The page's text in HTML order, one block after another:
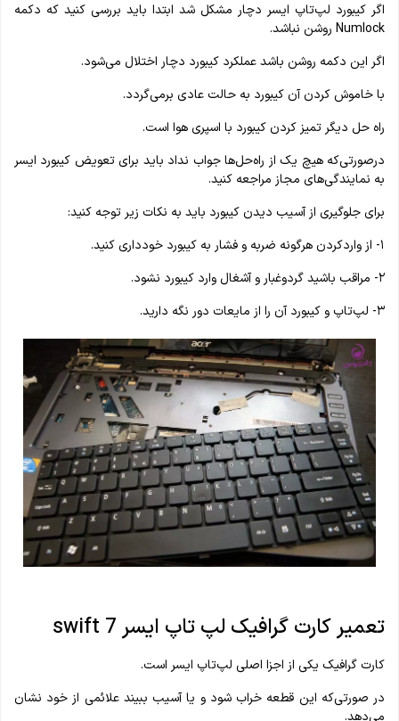
اگر کیبورد لپ‌تاپ ایسر دچار مشکل شد ابتدا باید بررسی کنید که دکمه
Numlock روشن نباشد.
اگر این دکمه روشن باشد عملکرد کیبورد دچار اختلال می‌شود.
با خاموش کردن آن کیبورد به حالت عادی برمی‌گردد.
راه‌ حل دیگر تمیز کردن کیبورد با اسپری هوا است.
درصورتی‌که هیچ‌ یک از راه‌حل‌ها جواب نداد باید برای تعویض کیبورد ایسر
به نمایندگی‌های مجاز مراجعه کنید.
برای جلوگیری از آسیب دیدن کیبورد باید به نکات زیر توجه کنید:
۱- از واردکردن هرگونه ضربه و فشار به کیبورد خودداری کنید.
۲- مراقب باشید گردوغبار و آشغال وارد کیبورد نشود.
۳- لپ‌تاپ و کیبورد آن را از مایعات دور نگه دارید.
تعمیر کارت گرافیک لپ تاپ ایسر swift 7
کارت گرافیک یکی از اجزا اصلی لپ‌تاپ ایسر است.
در صورتی‌که این قطعه خراب شود و یا آسیب ببیند علائمی از خود نشان
می‌دهد.